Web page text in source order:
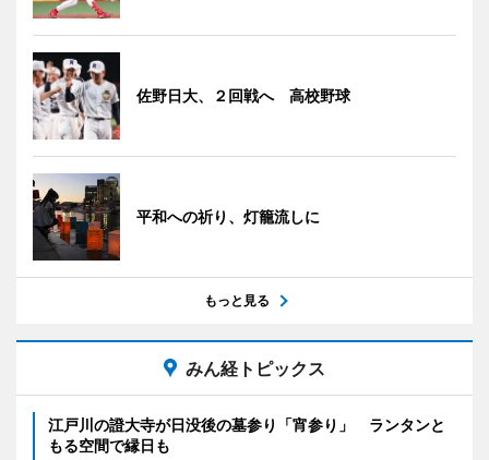
佐野日大、２回戦へ 高校野球
平和への祈り、灯籠流しに
もっと見る
みん経トピックス
江戸川の證大寺が日没後の墓参り「宵参り」 ランタンと
もる空間で縁日も